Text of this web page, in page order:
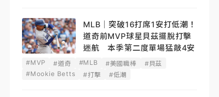
MLB｜突破16打席1安打低潮！
道奇前MVP球星貝茲擺脫打擊
迷航 本季第二度單場猛敲4安
#MVP #道奇 #MLB #美國職棒
#貝茲
#Mookie Betts
#打擊 #低潮